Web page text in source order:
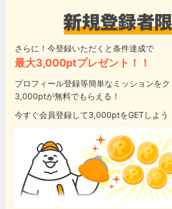
さらに！今登録いただくと条件達成で
最大3,000ptプレゼント！！
プロフィール登録等簡単なミッションを
3,000ptが無料でもらえる！
今すぐ会員登録して3,000ptをGETしよう